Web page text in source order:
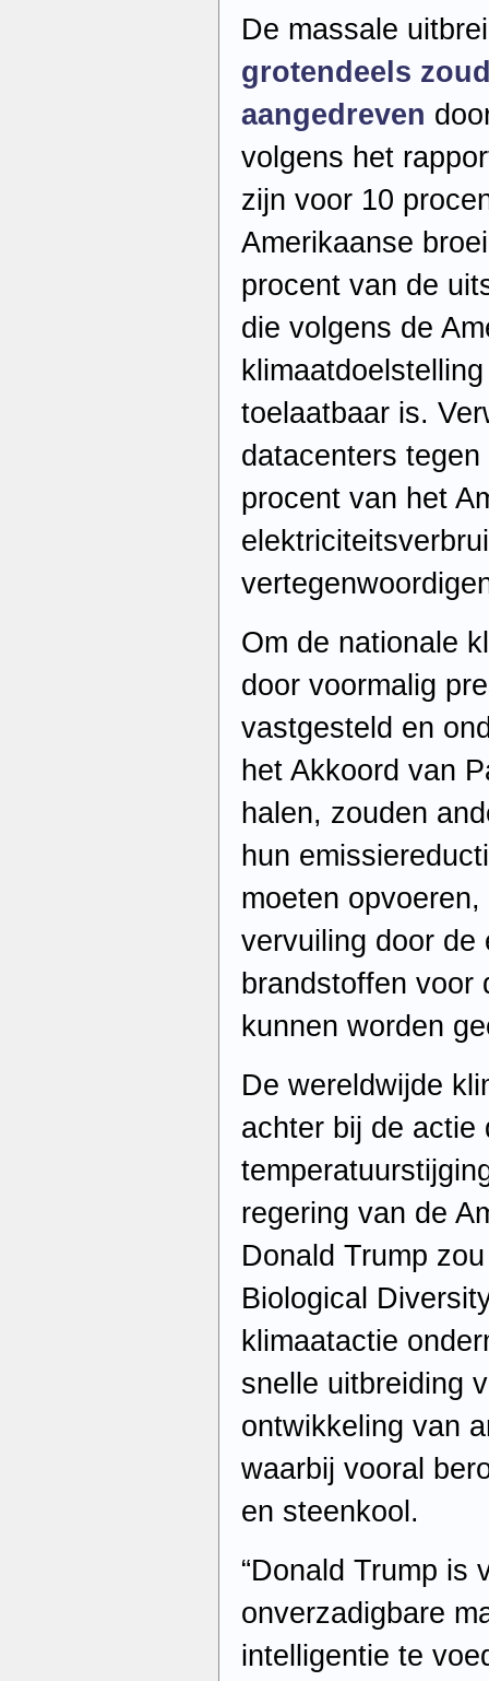
De massale
grotendeels
aangedreven
volgens het
zijn voor 10
Amerikaanse
procent van de
die volgens de
toelaatbaar is.
datacenters
procent van het
Om de nationale
door voormalig
vastgesteld en
het Akkoord van
halen, zouden
hun
moeten
vervuiling door de
brandstoffen voor
kunnen worden
De wereldwijde
achter bij de actie
regering van de
Donald Trump
Biological
klimaatactie
snelle uitbreiding
ontwikkeling van
waarbij vooral
en steenkool.
“Donald Trump is
onverzadigbare
intelligentie te